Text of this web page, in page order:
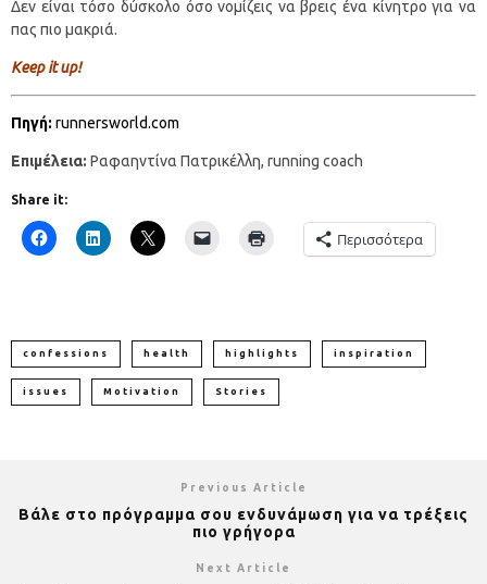
Δεν είναι τόσο δύσκολο όσο νομίζεις να βρεις ένα κίνητρο για να
πας πιο μακριά.
Keep it up!
Πηγή: runnersworld.com
Επιμέλεια: Ραφαηντίνα Πατρικέλλη, running coach
Share it:
Περισσότερα
confessions health highlights inspiration
issues Motivation Stories
Previous Article
Βάλε στο πρόγραμμα σου ενδυνάμωση για να τρέξεις
πιο γρήγορα
Next Article